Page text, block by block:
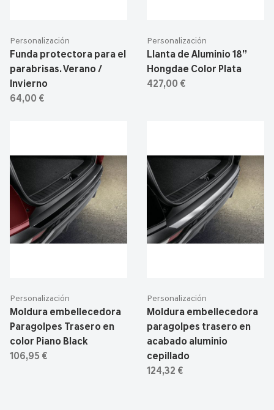
Personalización
Funda protectora para el
parabrisas. Verano /
Invierno
64,00 €
Personalización
Llanta de Aluminio 18”
Hongdae Color Plata
427,00 €
Personalización
Moldura embellecedora
Paragolpes Trasero en
color Piano Black
106,95 €
Personalización
Moldura embellecedora
paragolpes trasero en
acabado aluminio
cepillado
124,32 €